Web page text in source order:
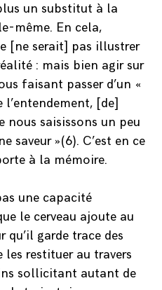
un substitut à la
même. En cela,
[ne serait] pas illustrer
: mais bien agir sur
faisant passer d’un «
l’entendement, [de]
nous saisissons un peu
saveur »(6). C’est en ce
à la mémoire.
une capacité
le cerveau ajoute au
garde trace des
les restituer au travers
sollicitant autant de